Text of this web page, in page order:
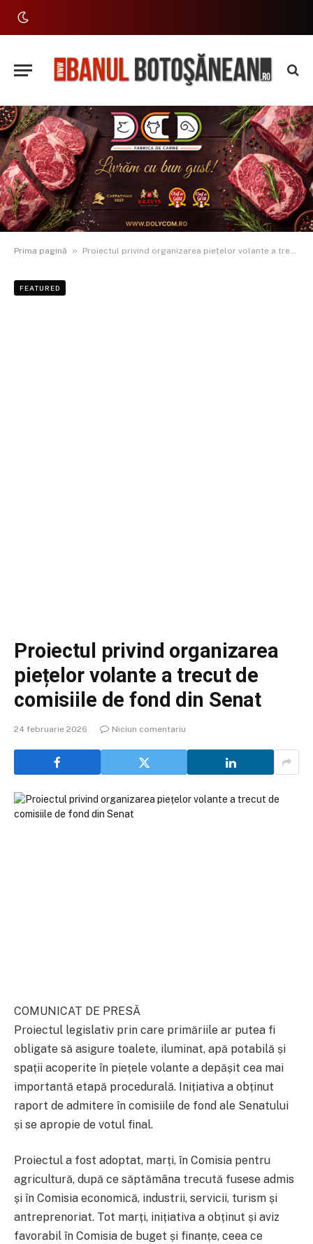
Prima pagină » Proiectul privind organizarea piețelor volante a trecut de comisiile de fond din Senat
FEATURED
Proiectul privind organizarea
piețelor volante a trecut de
comisiile de fond din Senat
24 februarie 2026 Niciun comentariu
COMUNICAT DE PRESĂ
Proiectul legislativ prin care primăriile ar putea fi
obligate să asigure toalete, iluminat, apă potabilă și
spații acoperite în piețele volante a depășit cea mai
importantă etapă procedurală. Inițiativa a obținut
raport de admitere în comisiile de fond ale Senatului
și se apropie de votul final.
Proiectul a fost adoptat, marți, în Comisia pentru
agricultură, după ce săptămâna trecută fusese admis
și în Comisia economică, industrii, servicii, turism și
antreprenoriat. Tot marți, inițiativa a obținut și aviz
favorabil în Comisia de buget și finanțe, ceea ce